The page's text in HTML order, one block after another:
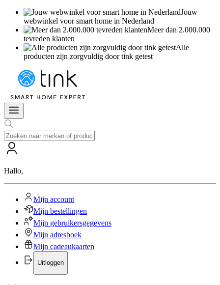
Jouw
webwinkel voor smart home in Nederland
Meer dan 2.000.000
tevreden klanten
Alle
producten zijn zorgvuldig door tink getest
Hallo,
Mijn account
Mijn bestellingen
Mijn gebruikersgegevens
Mijn adresboek
Mijn cadeaukaarten
Uitloggen